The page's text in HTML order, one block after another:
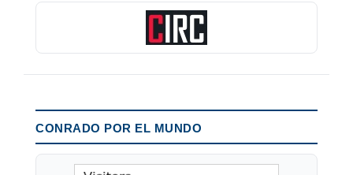
CONRADO POR EL MUNDO